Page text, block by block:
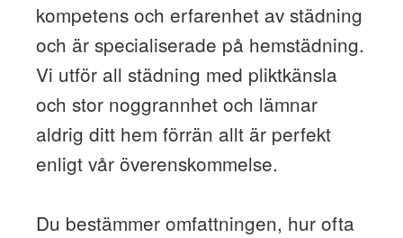
kompetens och erfarenhet av städning
och är specialiserade på hemstädning.
Vi utför all städning med pliktkänsla
och stor noggrannhet och lämnar
aldrig ditt hem förrän allt är perfekt
enligt vår överenskommelse.
Du bestämmer omfattningen, hur ofta